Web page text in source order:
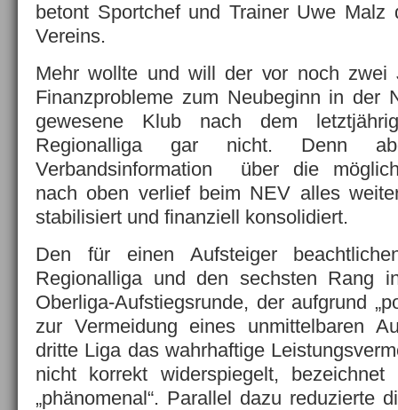
betont Sportchef und Trainer Uwe Malz
Vereins.
Mehr wollte und will der vor noch zwei
Finanzprobleme zum Neubeginn in der
gewesene Klub nach dem
Regionalliga gar nicht. Denn
Verbandsinformation über die
nach oben verlief beim NEV alles
stabilisiert und finanziell konsolidiert.
Den für einen Aufsteiger
Regionalliga und den sechsten Rang
Oberliga-Aufstiegsrunde, der aufgrund
zur Vermeidung eines unmittelbaren
dritte Liga das wahrhaftige
nicht korrekt widerspiegelt,
„phänomenal“. Parallel dazu reduzierte